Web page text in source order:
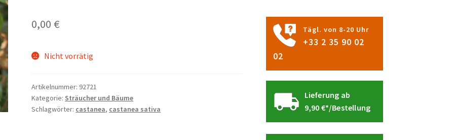
0,00 €
Nicht vorrätig
Artikelnummer: 92721
Kategorie: Sträucher und Bäume
Schlagwörter: castanea, castanea sativa
Tägl. von 8-20 Uhr
+33 2 35 90 02
02
Lieferung ab
9,90 €*/Bestellung